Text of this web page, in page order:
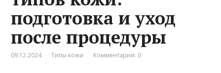
подготовка и уход
после процедуры
09.12.2024 Типы кожи Комментарии: 0